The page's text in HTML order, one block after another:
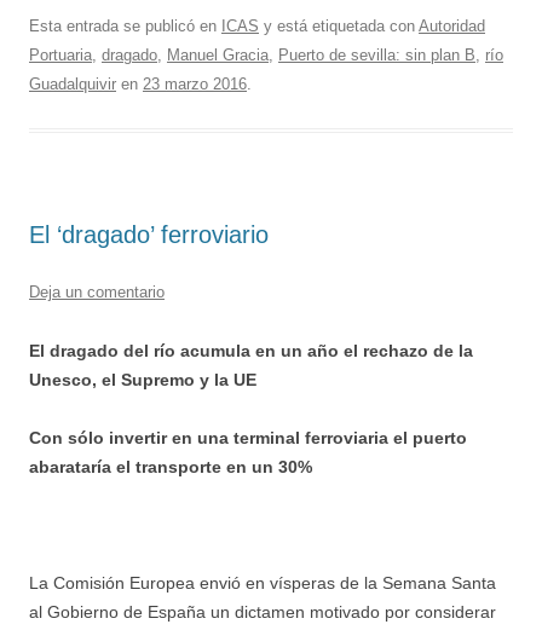
Esta entrada se publicó en ICAS y está etiquetada con Autoridad
Portuaria, dragado, Manuel Gracia, Puerto de sevilla: sin plan B, río
Guadalquivir en 23 marzo 2016.
El ‘dragado’ ferroviario
Deja un comentario
El dragado del río acumula en un año el rechazo de la
Unesco, el Supremo y la UE
Con sólo invertir en una terminal ferroviaria el puerto
abarataría el transporte en un 30%
La Comisión Europea envió en vísperas de la Semana Santa
al Gobierno de España un dictamen motivado por considerar